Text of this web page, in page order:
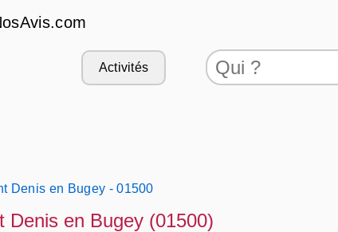
Activités
Denis en Bugey - 01500
Denis en Bugey (01500)